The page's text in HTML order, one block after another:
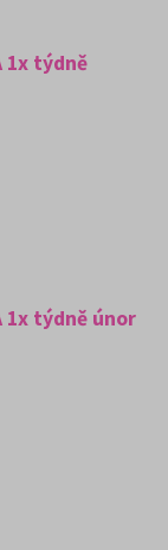
1x týdně
1x týdně únor